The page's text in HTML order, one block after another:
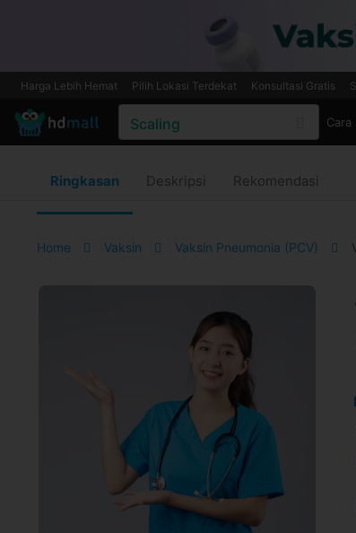
Harga Lebih Hemat Pilih Lokasi Terdekat Konsultasi Gratis
Cara
Ringkasan Deskripsi Rekomendasi
Home Vaksin Vaksin Pneumonia (PCV)